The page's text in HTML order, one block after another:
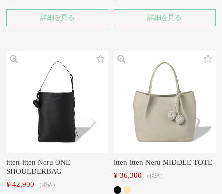
詳細を見る 詳細を見る
itten-itten Neru ONE
SHOULDERBAG
¥ 42,900 税込
itten-itten Neru MIDDLE TOTE
¥ 36,300 税込